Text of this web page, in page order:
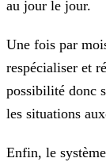
au jour le jour.
Une fois par
respécialiser et
possibilité donc
les situations
Enfin, le